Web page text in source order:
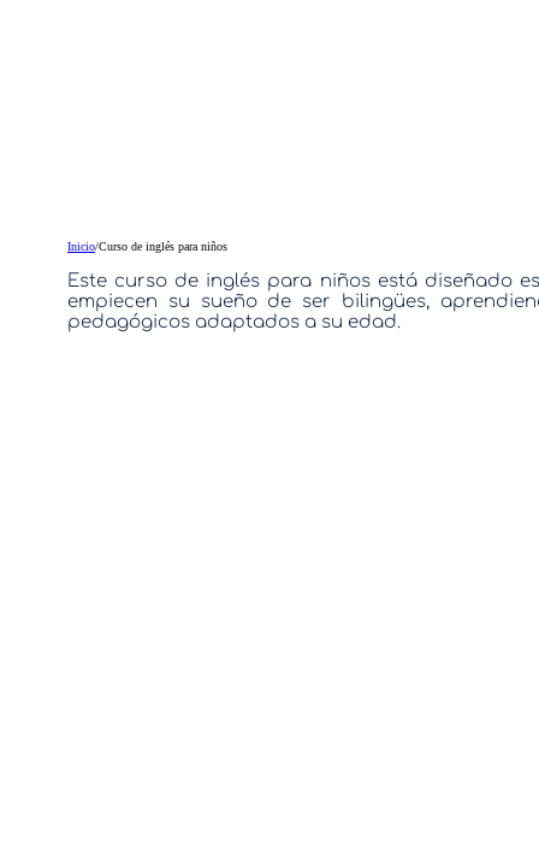
Inicio/Curso de inglés para niños
Este curso de inglés para niños está diseñado
empiecen su sueño de ser bilingües,
pedagógicos adaptados a su edad.